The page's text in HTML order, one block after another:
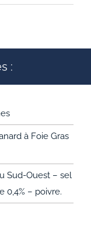
:
à Foie Gras
Sud-Ouest – sel
0,4% – poivre.